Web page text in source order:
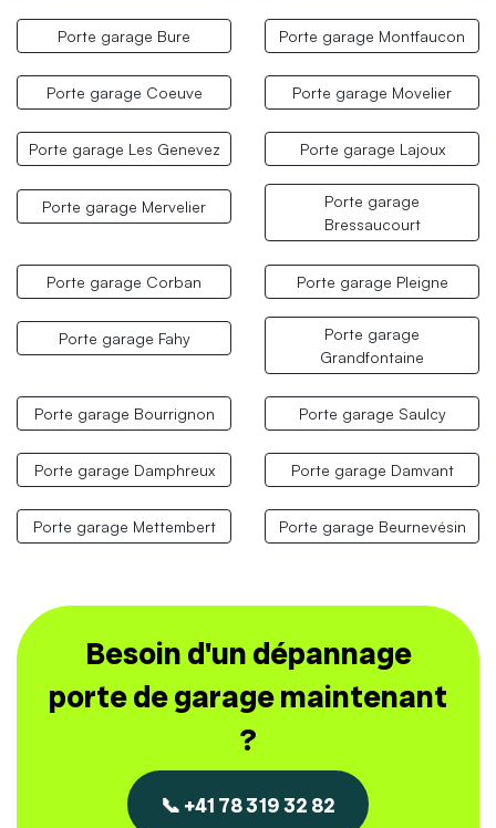
Porte garage Bure Porte garage Montfaucon
Porte garage Coeuve Porte garage Movelier
Porte garage Les Genevez Porte garage Lajoux
Porte garage Mervelier
Porte garage
Bressaucourt
Porte garage Corban Porte garage Pleigne
Porte garage Fahy
Porte garage
Grandfontaine
Porte garage Bourrignon Porte garage Saulcy
Porte garage Damphreux Porte garage Damvant
Porte garage Mettembert Porte garage Beurnevésin
Besoin d'un dépannage
porte de garage maintenant
?
📞 +41 78 319 32 82